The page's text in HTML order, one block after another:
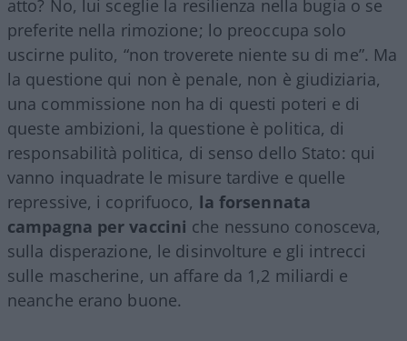
atto? No, lui sceglie la resilienza nella bugia o se
preferite nella rimozione; lo preoccupa solo
uscirne pulito, “non troverete niente su di me”. Ma
la questione qui non è penale, non è giudiziaria,
una commissione non ha di questi poteri e di
queste ambizioni, la questione è politica, di
responsabilità politica, di senso dello Stato: qui
vanno inquadrate le misure tardive e quelle
repressive, i coprifuoco, la forsennata
campagna per vaccini che nessuno conosceva,
sulla disperazione, le disinvolture e gli intrecci
sulle mascherine, un affare da 1,2 miliardi e
neanche erano buone.